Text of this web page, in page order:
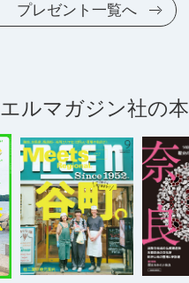
プレゼント一覧へ
エルマガジン社の本